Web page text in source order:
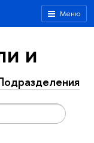
Меню
и